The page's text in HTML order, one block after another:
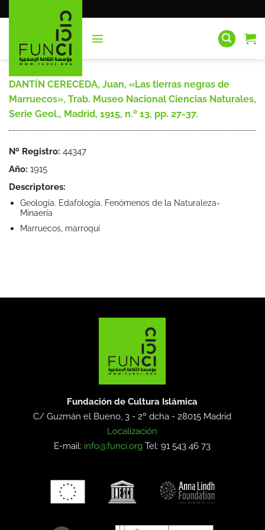
al
DANTÍN CERECEDA, Juan, «Las tierras negras de
Marruecos», Trab. Museo Nacional Ciencias Naturales,
Serie Geol., Madrid, 1915, n.º 13, pp. 27-37.
Nº Registro: 44347
Año: 1915
Descriptores:
Geología. Edafología. Fenómenos de la Naturaleza-
Minaería
Marruecos, marroquí
Fundación de Cultura Islámica
C/ Guzmán el Bueno, 3 - 2º dcha -28015 Madrid
Localización
E-mail: info@funci.org Tel: 91 543 46 73